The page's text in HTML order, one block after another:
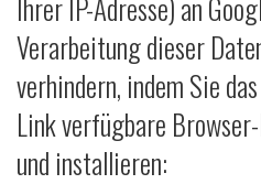
Ihrer IP-Adresse) an
Verarbeitung dieser
verhindern, indem Sie
Link verfügbare
und installieren: